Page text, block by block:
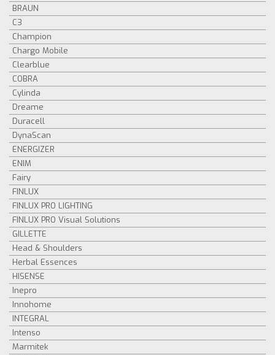
BRAUN
C3
Champion
Chargo Mobile
Clearblue
COBRA
Cylinda
Dreame
Duracell
DynaScan
ENERGIZER
ENIM
Fairy
FINLUX
FINLUX PRO LIGHTING
FINLUX PRO Visual Solutions
GILLETTE
Head & Shoulders
Herbal Essences
HISENSE
Inepro
Innohome
INTEGRAL
Intenso
Marmitek